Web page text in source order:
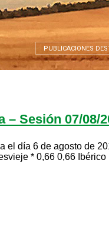
PUBLICACIONES
– Sesión 07/08/
día 6 de agosto
* 0,66 0,66 Ibérico